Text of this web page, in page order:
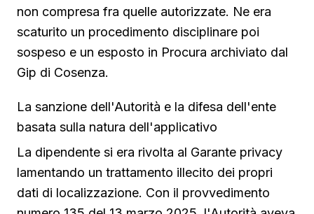
non compresa fra quelle autorizzate. Ne era
scaturito un procedimento disciplinare poi
sospeso e un esposto in Procura archiviato dal
Gip di Cosenza.
La sanzione dell'Autorità e la difesa dell'ente
basata sulla natura dell'applicativo
La dipendente si era rivolta al Garante privacy
lamentando un trattamento illecito dei propri
dati di localizzazione. Con il provvedimento